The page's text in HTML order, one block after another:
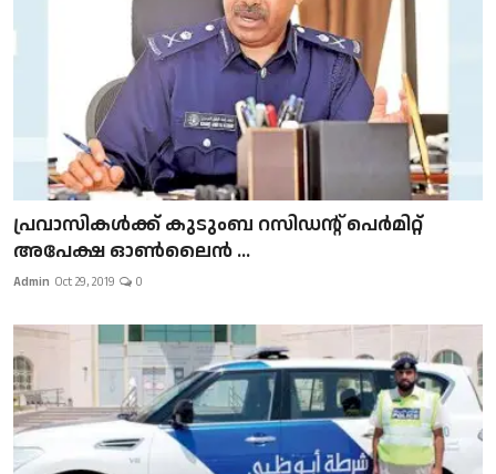
പ്രവാസികള്‍ക്ക് കുടുംബ റസിഡന്റ് പെർമിറ്റ്
അപേക്ഷ ഓൺലൈൻ ...
Admin Oct 29, 2019 0